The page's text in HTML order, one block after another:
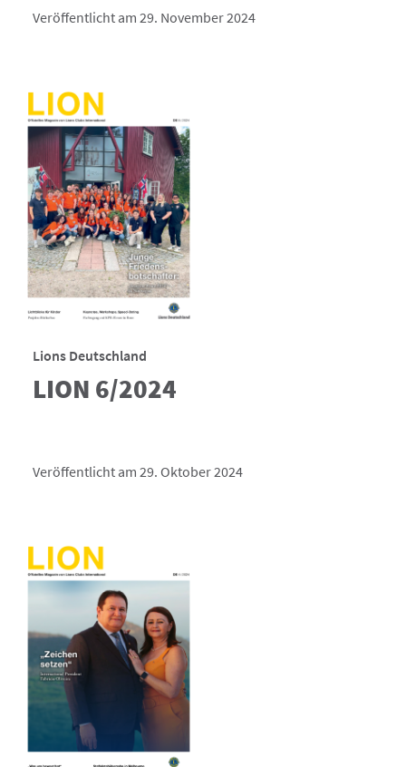
Veröffentlicht am 29. November 2024
Lions Deutschland
LION 6/2024
Veröffentlicht am 29. Oktober 2024